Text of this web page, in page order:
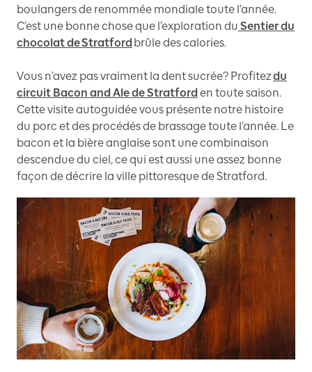
boulangers de renommée mondiale toute l’année.
C’est une bonne chose que l’exploration du Sentier du
chocolat de Stratford brûle des calories.
Vous n’avez pas vraiment la dent sucrée? Profitezdu
circuit Bacon and Ale de Stratford en toute saison.
Cette visite autoguidée vous présente notre histoire
du porc et des procédés de brassage toute l’année. Le
bacon et la bière anglaise sont une combinaison
descendue du ciel, ce qui est aussi une assez bonne
façon de décrire la ville pittoresque de Stratford.